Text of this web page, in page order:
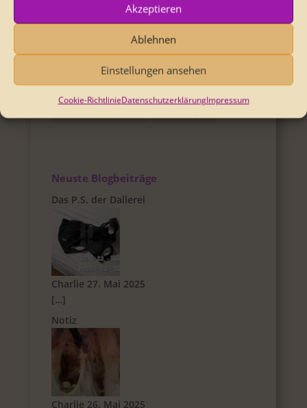
Akzeptieren
Ablehnen
Einstellungen ansehen
Cookie-RichtlinieDatenschutzerklärungImpressum
Adventskalenderspiel
Auto-Biografisch
Essay
Fiktion
Nicht vertont
Politisches
Neuste Blogbeiträge
Das P.S. der Dallerei
Charlie 27. Mai 2025
[…]
Notiz
Charlie 26. Mai 2025